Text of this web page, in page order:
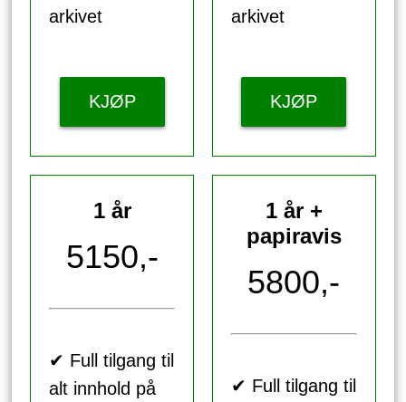
arkivet
KJØP
arkivet
KJØP
1 år
5150,-
✔ Full tilgang til
alt innhold på
1 år +
papiravis
5800,-
✔ Full tilgang til